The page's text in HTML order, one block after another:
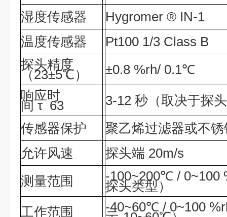
湿度传感器
Hygromer ® IN-1
温度传感器
Pt100 1/3 Class B
探头精度
（23±5℃）
±0.8 %rh/ 0.1℃
响应时
间 τ 63
3-12 秒（取决于探
传感器保护
聚乙烯过滤器或不
允许风速
探头端 20m/s
测量范围
-100~200℃ / 0~100
探头类型）
工作范围
-40~60℃ / 0~100